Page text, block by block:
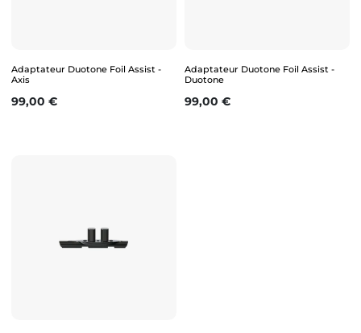
Adaptateur Duotone Foil Assist -
Axis
Prix
99,00 €
Adaptateur Duotone Foil Assist -
Duotone
Prix
99,00 €